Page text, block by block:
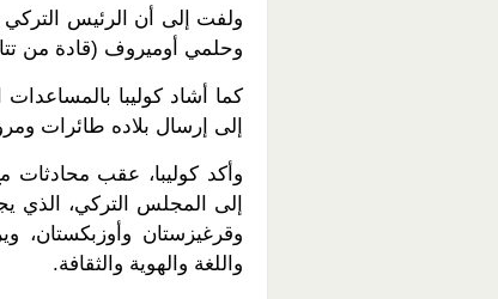
ولفت إلى أن الرئيس
وحلمي أوميروف (قادة من تتار
كما أشاد كوليبا بالمساعدات
إلى إرسال بلاده طائرات
وأكد كوليبا، عقب
واللغة والهوية والثقافة.